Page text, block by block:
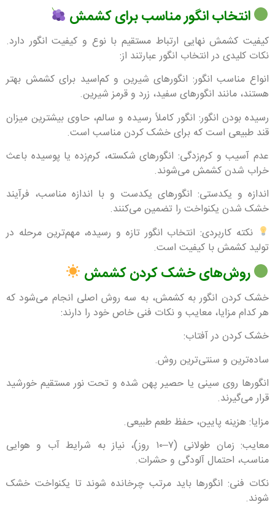
انتخاب انگور مناسب برای کشمش
کیفیت کشمش نهایی ارتباط مستقیم با نوع و کیفیت انگور دارد.
نکات کلیدی در انتخاب انگور عبارتند از:
انواع مناسب انگور: انگورهای شیرین و کم‌اسید برای کشمش بهتر
هستند، مانند انگورهای سفید، زرد و قرمز شیرین.
رسیده بودن انگور: انگور کاملاً رسیده و سالم، حاوی بیشترین میزان
قند طبیعی است که برای خشک کردن مناسب است.
عدم آسیب و کرم‌زدگی: انگورهای شکسته، کرم‌زده یا پوسیده باعث
خراب شدن کشمش می‌شوند.
اندازه و یکدستی: انگورهای یکدست و با اندازه مناسب، فرآیند
خشک شدن یکنواخت را تضمین می‌کنند.
نکته کاربردی: انتخاب انگور تازه و رسیده، مهم‌ترین مرحله در
تولید کشمش با کیفیت است.
روش‌های خشک کردن کشمش
خشک کردن انگور به کشمش، به سه روش اصلی انجام می‌شود که
هر کدام مزایا، معایب و نکات فنی خاص خود را دارند:
خشک کردن در آفتاب:
ساده‌ترین و سنتی‌ترین روش.
انگورها روی سینی یا حصیر پهن شده و تحت نور مستقیم خورشید
قرار می‌گیرند.
مزایا: هزینه پایین، حفظ طعم طبیعی.
معایب: زمان طولانی (۷–۱۰ روز)، نیاز به شرایط آب و هوایی
مناسب، احتمال آلودگی و حشرات.
نکات فنی: انگورها باید مرتب چرخانده شوند تا یکنواخت خشک
شوند.